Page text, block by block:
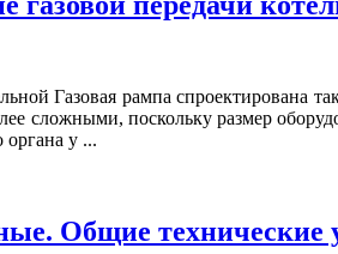
Газовая рампа спроектирована
сложными, поскольку размер
органа у ...
Общие технические